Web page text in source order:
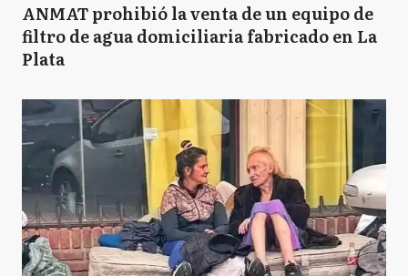
ANMAT prohibió la venta de un equipo de
filtro de agua domiciliaria fabricado en La
Plata